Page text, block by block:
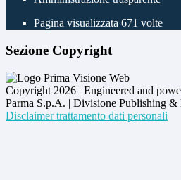
Pagina visualizzata 671 volte
Sezione Copyright
Copyright 2026 | Engineered and
Parma S.p.A. | Divisione Publishing
Disclaimer trattamento dati personali